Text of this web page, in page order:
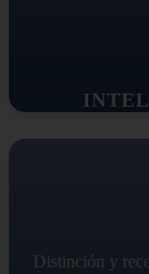
Distinción y